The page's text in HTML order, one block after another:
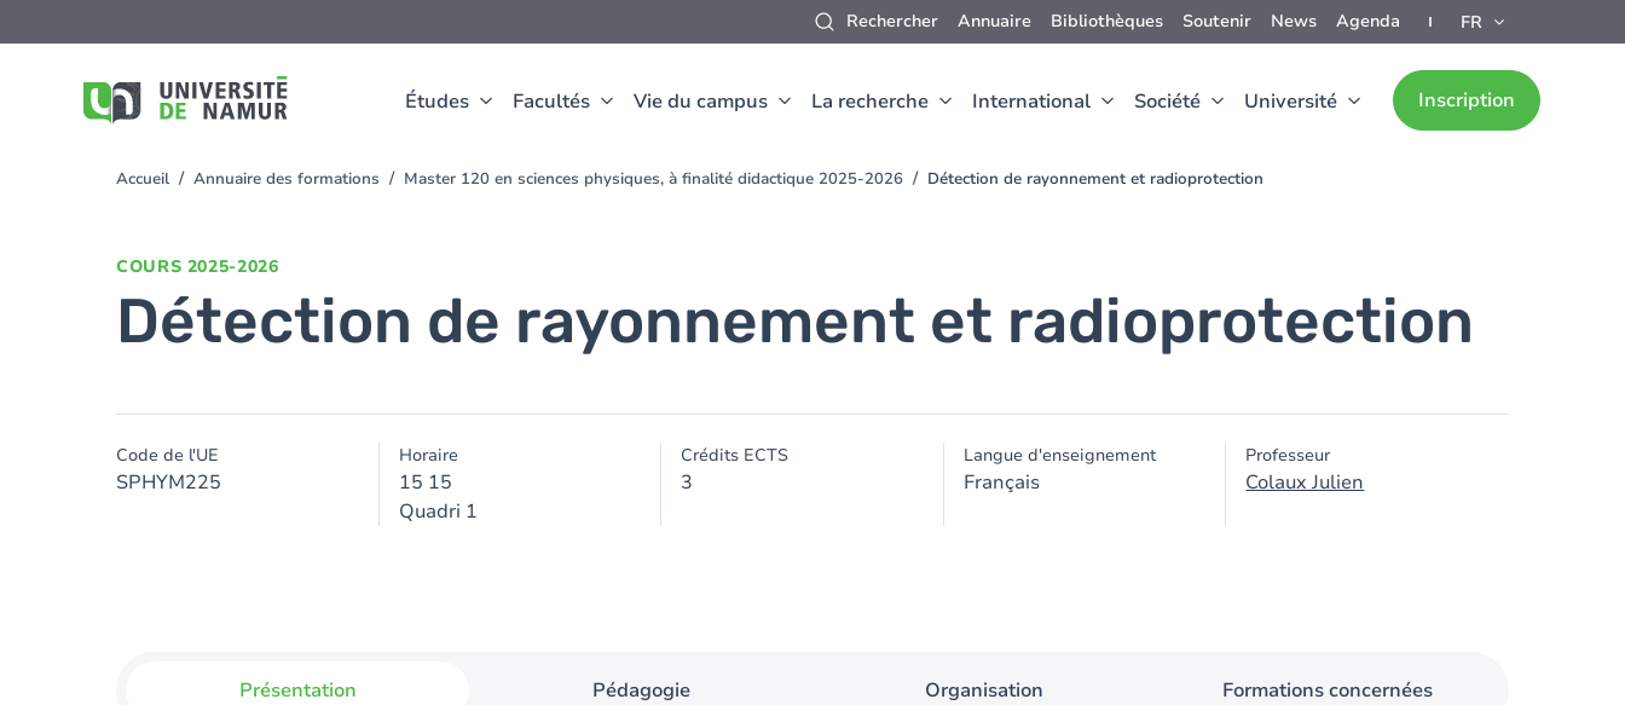
Rechercher Annuaire Bibliothèques Soutenir News Agenda FR
Études Facultés Vie du campus La recherche International Société Université Inscription
au
You
Accueil Annuaire des formations Master 120 en sciences physiques, à finalité didactique 2025-2026 Détection de rayonnement et radioprotection
COURS 2025-2026
Détection de rayonnement et radioprotection
Code de l'UE
SPHYM225
Horaire
15 15
Quadri 1
Crédits ECTS
3
Langue d'enseignement
Français
Professeur
Colaux Julien
Présentation Pédagogie Organisation Formations concernées